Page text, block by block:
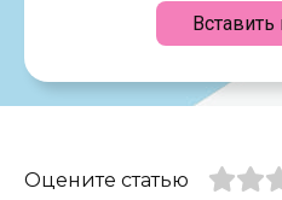
Оцените статью